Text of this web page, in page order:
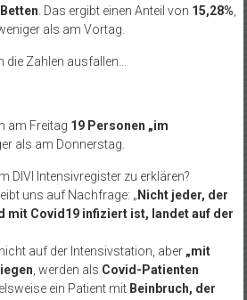
. Das ergibt einen Anteil von 15,28%
als am Vortag.
Zahlen ausfallen…
am Freitag 19 Personen „im
als am Donnerstag.
DIVI Intensivregister zu erklären?
uns auf Nachfrage: „Nicht jeder, der
mit Covid19 infiziert ist, landet auf der
auf der Intensivstation, aber „mit
, werden als Covid-Patienten
ein Patient mit Beinbruch, der